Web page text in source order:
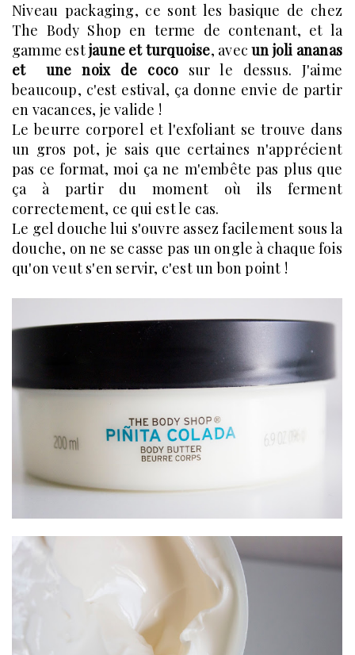
Niveau packaging, ce sont les basique de chez
The Body Shop en terme de contenant, et la
gamme estjaune et turquoise, avecun joli ananas
et une noix de coco sur le dessus. J'aime
beaucoup, c'est estival, ça donne envie de partir
en vacances, je valide !
Le beurre corporel et l'exfoliant se trouve dans
un gros pot, je sais que certaines n'apprécient
pas ce format, moi ça ne m'embête pas plus que
ça à partir du moment où ils ferment
correctement, ce qui est le cas.
Le gel douche lui s'ouvre assez facilement sous la
douche, on ne se casse pas un ongle à chaque fois
qu'on veut s'en servir, c'est un bon point !